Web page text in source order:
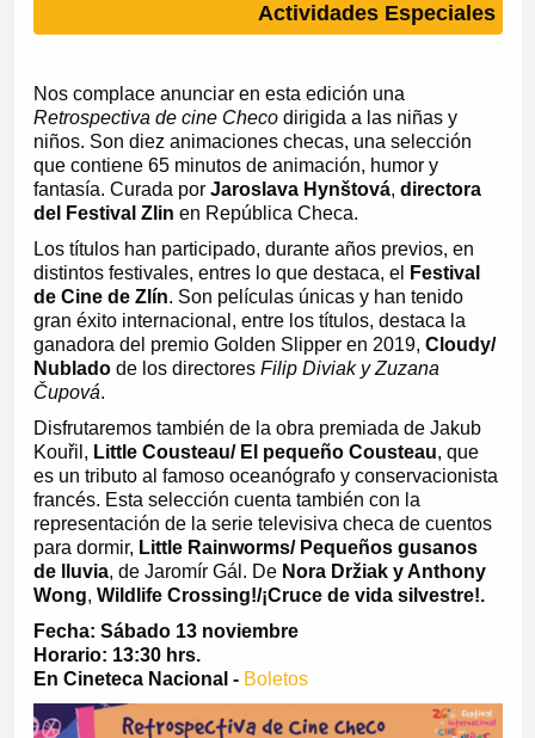
Actividades Especiales
Nos complace anunciar en esta edición una
Retrospectiva de cine Checo dirigida a las niñas y
niños. Son diez animaciones checas, una selección
que contiene 65 minutos de animación, humor y
fantasía. Curada por Jaroslava Hynštová, directora
del Festival Zlin en República Checa.
Los títulos han participado, durante años previos, en
distintos festivales, entres lo que destaca, el
Festival
de Cine de Zlín. Son películas únicas y han tenido
gran éxito internacional, entre los títulos, destaca la
ganadora del premio Golden Slipper en 2019, Cloudy/
Nubladode los directores Filip Diviak y Zuzana
Čupová.
Disfrutaremos también de la obra premiada de Jakub
Kouřil, Little Cousteau/ El pequeño Cousteau, que
es un tributo al famoso oceanógrafo y conservacionista
francés. Esta selección cuenta también con la
representación de la serie televisiva checa de cuentos
para dormir, Little Rainworms/ Pequeños gusanos
de lluvia, de Jaromír Gál. De Nora Držiak y Anthony
Wong, Wildlife Crossing!/¡Cruce de vida silvestre!.
Fecha: Sábado 13 noviembre
Horario: 13:30 hrs.
En Cineteca Nacional - Boletos